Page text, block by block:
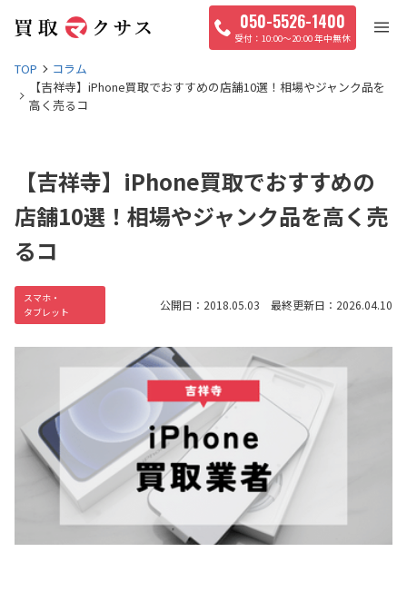
050-5526-1400
10:00〜20:00 年中無休
TOP
コラム
【吉祥寺】iPhone買取でおすすめの店舗10選！相場やジャンク品を
高く売るコ
【吉祥寺】iPhone買取でおすすめの
店舗10選！相場やジャンク品を高く売
るコ
スマホ・
タブレット
公開日：2018.05.03 最終更新日：2026.04.10